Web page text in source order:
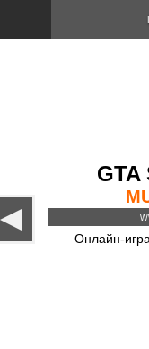
GTA
Онлайн-